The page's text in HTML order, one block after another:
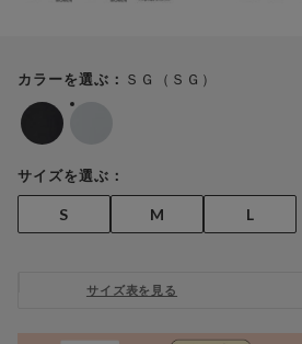
カラーを選ぶ： ＳＧ（ＳＧ）
サイズを選ぶ：
S M L
サイズ表を見る